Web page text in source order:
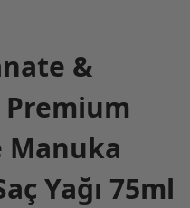
&
Manuka
Yağı 75ml